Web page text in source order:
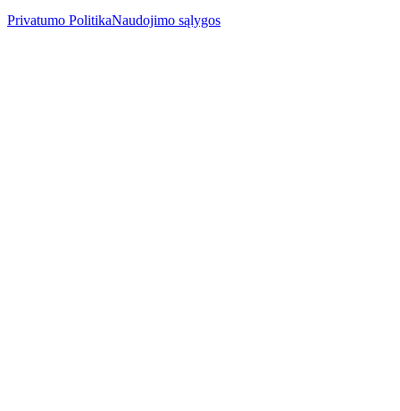
Privatumo PolitikaNaudojimo sąlygos